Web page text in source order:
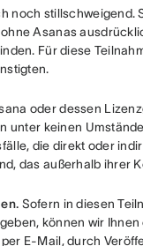
noch stillschweigend.
Asanas
Für diese
oder dessen
unter keinen
die direkt oder
das außerhalb ihrer
Sofern in diesen
können wir Ihnen
E-Mail, durch